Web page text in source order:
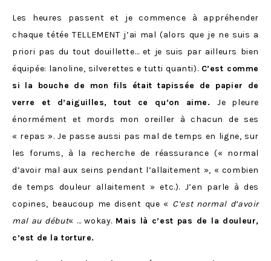
Les heures passent et je commence à appréhender
chaque tétée TELLEMENT j’ai mal (alors que je ne suis a
priori pas du tout douillette… et je suis par ailleurs bien
équipée: lanoline, silverettes e tutti quanti). C’est comme
si la bouche de mon fils était tapissée de papier de
verre et d’aiguilles, tout ce qu’on aime. Je pleure
énormément et mords mon oreiller à chacun de ses
« repas ». Je passe aussi pas mal de temps en ligne, sur
les forums, à la recherche de réassurance (« normal
d’avoir mal aux seins pendant l’allaitement », « combien
de temps douleur allaitement » etc.). J’en parle à des
copines, beaucoup me disent que « C’est normal d’avoir
mal au début« … wokay. Mais là c’est pas de la douleur,
c’est de la torture.